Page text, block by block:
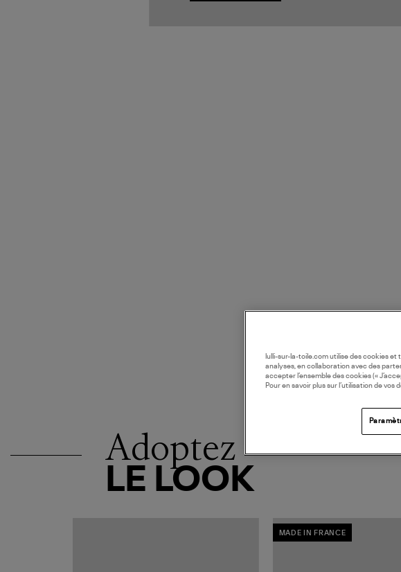
Adoptez
LE LOOK
MADE IN FRANCE
lulli-sur-la-toile.com utilise des cookies
analyses, en collaboration avec des
accepter l’ensemble des cookies («
Pour en savoir plus sur l’utilisation de vos